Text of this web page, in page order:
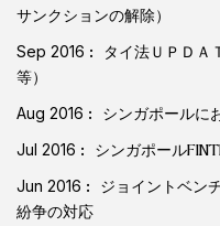
サンクションの解除）
Sep 2016
タイ法ＵＰＤＡ
等）
Aug 2016 シンガポールに
Jul 2016 シンガポール
Jun 2016
ジョイントベン
紛争の対応